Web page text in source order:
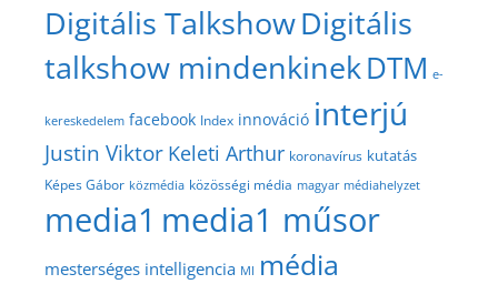
Digitális TalkshowDigitális
talkshow mindenkinekDTM e-
kereskedelem facebook Index innováció interjú
Justin Viktor Keleti Arthur koronavírus kutatás
Képes Gábor közmédia közösségi média magyar médiahelyzet
media1 media1 műsor
mesterséges intelligencia MI média